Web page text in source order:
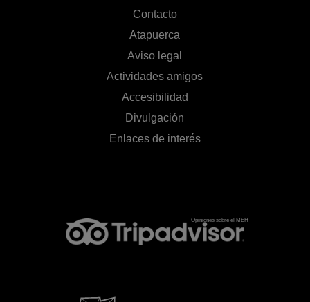
Contacto
Atapuerca
Aviso legal
Actividades amigos
Accesibilidad
Divulgación
Enlaces de interés
Opiniones sobre el MEH